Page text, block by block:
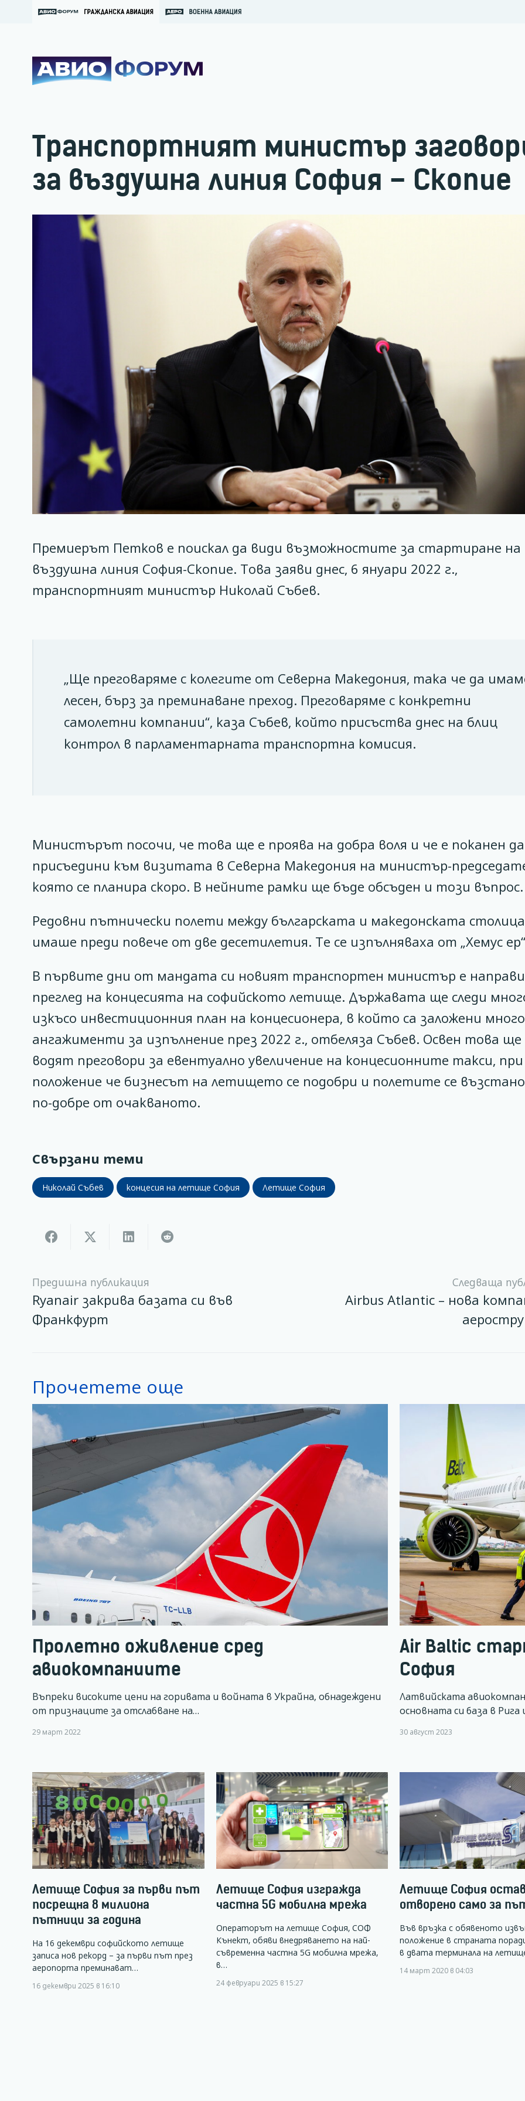
Транспортният министър
за въздушна линия София – Скопие
Премиерът Петков е поискал да види възможностите за стартиране на
въздушна линия София-Скопие. Това заяви днес, 6 януари 2022 г.,
транспортният министър Николай Събев.
„Ще преговаряме с колегите от Северна Македония, така че да
лесен, бърз за преминаване преход. Преговаряме с конкретни
самолетни компании“, каза Събев, който присъства днес на блиц
контрол в парламентарната транспортна комисия.
Министърът посочи, че това ще е проява на добра воля и че е поканен да
присъедини към визитата в Северна Македония на министър-
която се планира скоро. В нейните рамки ще бъде обсъден и този въпрос.
Редовни пътнически полети между българската и македонската столица
имаше преди повече от две десетилетия. Те се изпълняваха от „Хемус
В първите дни от мандата си новият транспортен министър е
преглед на концесията на софийското летище. Държавата ще следи
изкъсо инвестиционния план на концесионера, в който са заложени много
ангажименти за изпълнение през 2022 г., отбеляза Събев. Освен това ще
водят преговори за евентуално увеличение на концесионните такси, при
положение че бизнесът на летището се подобри и полетите се
по-добре от очакваното.
Свързани теми
Николай Събев концесия на летище София Летище София
Предишна публикация
Ryanair закрива базата си във
Франкфурт
Следваща
Airbus Atlantic – нова
Прочетете още
Пролетно оживление сред
авиокомпаниите
Въпреки високите цени на горивата и войната в Украйна, обнадеждени
от признаците за отслабване на…
29 март 2022
Air Baltic
София
Латвийската
основната си база в Рига
30 август 2023
Летище София за първи път
посрещна 8 милиона
пътници за година
На 16 декември софийското летище
записа нов рекорд – за първи път през
аеропорта преминават…
16 декември 2025 в 16:10
Летище София изгражда
частна 5G мобилна мрежа
Операторът на летище София, СОФ
Кънект, обяви внедряването на най-
съвременна частна 5G мобилна мрежа,
в…
24 февруари 2025 в 15:27
Летище София
отворено само за
Във връзка с обявеното
положение в страната
в двата терминала на
14 март 2020 в 04:03